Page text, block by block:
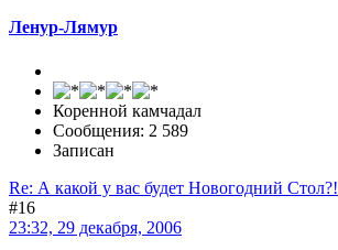
Ленур-Лямур
Коренной камчадал
Сообщения: 2 589
Записан
Re: А какой у вас будет Новогодний Стол?!
#16
23:32, 29 декабря, 2006